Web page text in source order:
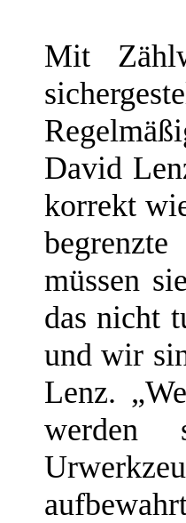
Mit
David
korrekt
müssen
das nicht
und wir
Lenz.
werden